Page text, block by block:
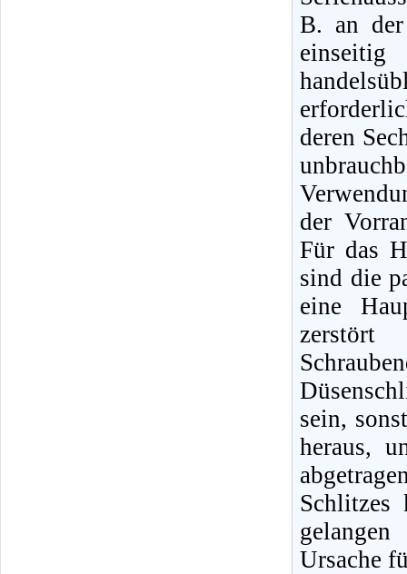
B. an
deren
der
Für das
sind die
eine
sein,
heraus,
Schlitzes
Ursache